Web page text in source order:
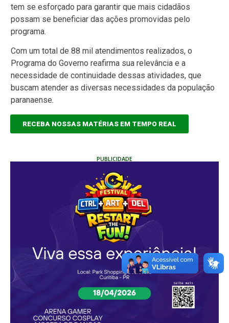
tem se esforçado para garantir que mais cidadãos
possam se beneficiar das ações promovidas pelo
programa.
Com um total de 88 mil atendimentos realizados, o
Programa do Governo reafirma sua relevância e a
necessidade de continuidade dessas atividades, que
buscam atender as diversas necessidades da população
paranaense.
RECEBA NOSSAS MATÉRIAS EM TEMPO REAL
PUBLICIDADE